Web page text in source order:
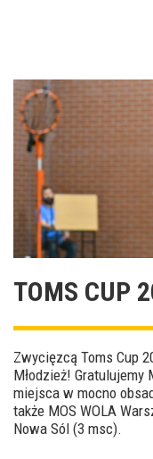
TOMS CUP
Zwycięzcą Toms Cup
Młodzież!
miejsca w mocno
także MOS WOLA
Nowa Sól (3 msc).